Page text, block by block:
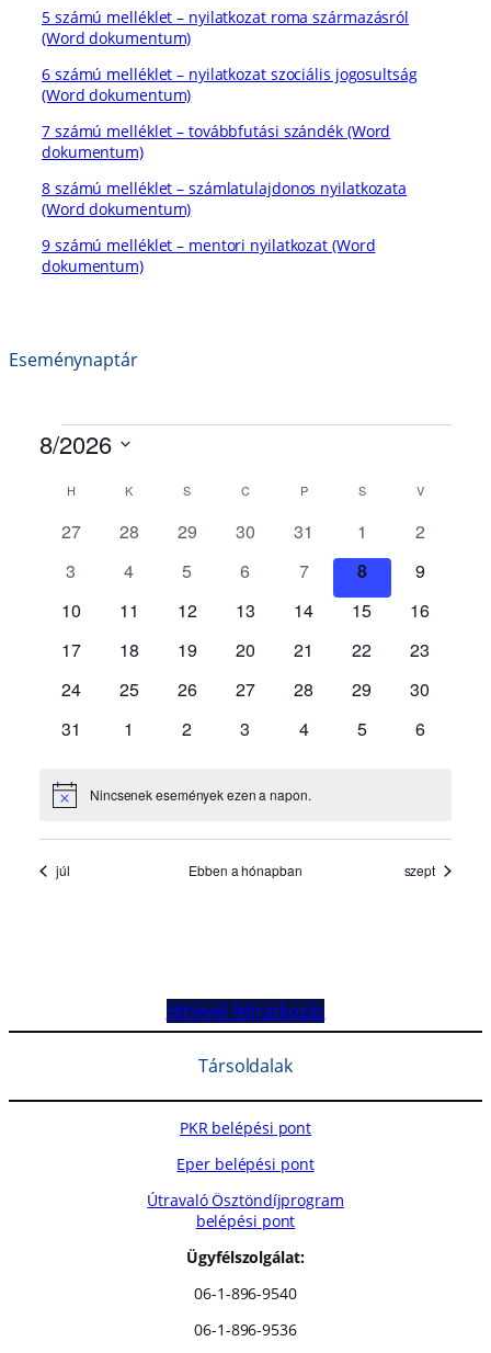
5 számú melléklet – nyilatkozat roma származásról
(Word dokumentum)
6 számú melléklet – nyilatkozat szociális jogosultság
(Word dokumentum)
7 számú melléklet – továbbfutási szándék (Word
dokumentum)
8 számú melléklet – számlatulajdonos nyilatkozata
(Word dokumentum)
9 számú melléklet – mentori nyilatkozat (Word
dokumentum)
Eseménynaptár
Hírlevél feliratkozás
Társoldalak
PKR belépési pont
Eper belépési pont
Útravaló Ösztöndíjprogram
belépési pont
Ügyfélszolgálat:
06-1-896-9540
06-1-896-9536